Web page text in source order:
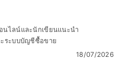
ไลน์และนักเขียนแนะนำ
ระบบบัญชีซื้อขาย
18/07/2026